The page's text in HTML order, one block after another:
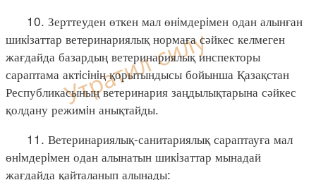
10. Зерттеуден өткен мал өнiмдерiмен одан алынған
шикiзаттар ветеринариялық нормаға сәйкес келмеген
жағдайда базардың ветеринариялық инспекторы
сараптама актiсiнiң қорытындысы бойынша Қазақстан
Республикасының ветеринария заңдылықтарына сәйкес
қолдану режимiн анықтайды.
11. Ветеринариялық-санитариялық сараптауға мал
өнiмдерiмен одан алынатын шикiзаттар мынадай
жағдайда қайталанып алынады: